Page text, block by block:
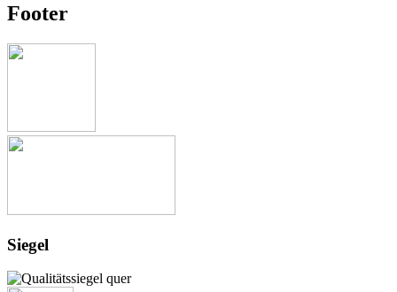
Footer
Siegel